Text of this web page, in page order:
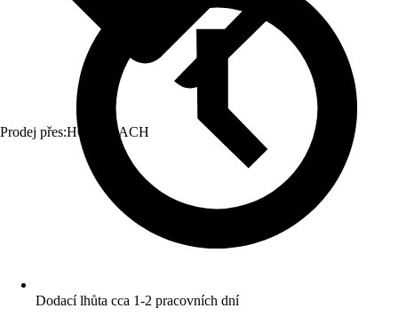
Prodej přes:HORNBACH
Dodací lhůta cca 1-2 pracovních dní